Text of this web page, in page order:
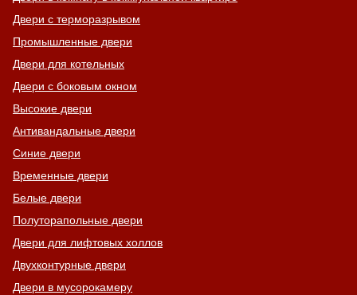
Двери с терморазрывом
Промышленные двери
Двери для котельных
Двери с боковым окном
Высокие двери
Антивандальные двери
Синие двери
Временные двери
Белые двери
Полуторапольные двери
Двери для лифтовых холлов
Двухконтурные двери
Двери в мусорокамеру